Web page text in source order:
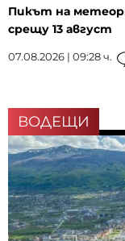
Пикът на
срещу 13 август
07.08.2026 | 09:28 ч.
ВОДЕЩИ